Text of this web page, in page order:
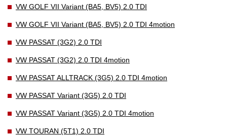
VW GOLF VII Variant (BA5, BV5) 2.0 TDI
VW GOLF VII Variant (BA5, BV5) 2.0 TDI 4motion
VW PASSAT (3G2) 2.0 TDI
VW PASSAT (3G2) 2.0 TDI 4motion
VW PASSAT ALLTRACK (3G5) 2.0 TDI 4motion
VW PASSAT Variant (3G5) 2.0 TDI
VW PASSAT Variant (3G5) 2.0 TDI 4motion
VW TOURAN (5T1) 2.0 TDI